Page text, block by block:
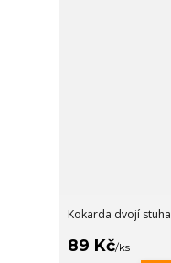
Kokarda dvojí stuha
89 Kč/ks